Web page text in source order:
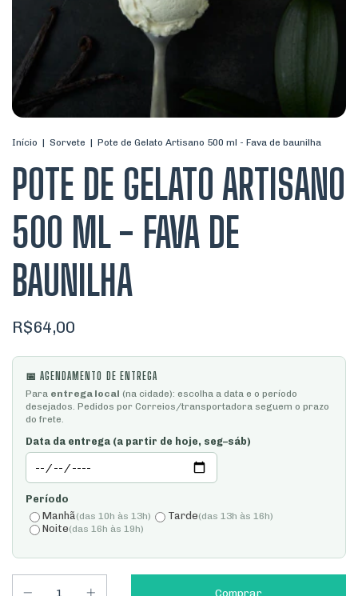
Início | Sorvete | Pote de Gelato Artisano 500 ml - Fava de baunilha
POTE DE GELATO ARTISANO
500 ML - FAVA DE
BAUNILHA
R$64,00
📅 AGENDAMENTO DE ENTREGA
Para entrega local (na cidade): escolha a data e o período
desejados. Pedidos por Correios/transportadora seguem o prazo
do frete.
Data da entrega (a partir de hoje, seg–sáb)
Período
Manhã(das 10h às 13h) Tarde(das 13h às 16h)
Noite(das 16h às 19h)